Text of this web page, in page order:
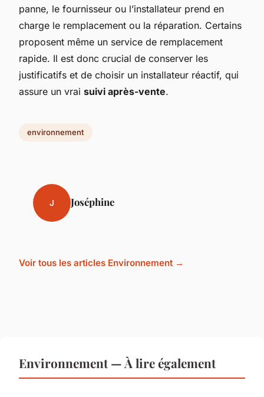
panne, le fournisseur ou l’installateur prend en
charge le remplacement ou la réparation. Certains
proposent même un service de remplacement
rapide. Il est donc crucial de conserver les
justificatifs et de choisir un installateur réactif, qui
assure un vrai suivi après-vente.
environnement
J Joséphine
Voir tous les articles Environnement →
Environnement — À lire également